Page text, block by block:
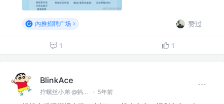
内推招聘广场 赞过
1 1
BlinkAce
拧螺丝小弟 @蚂蚁集团 · 5年前